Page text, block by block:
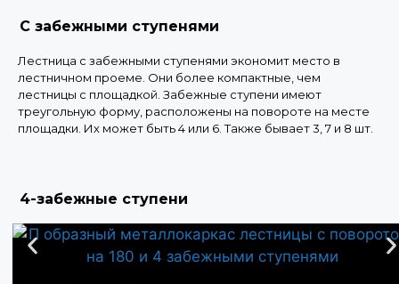
С забежными ступенями
Лестница с забежными ступенями экономит место в
лестничном проеме. Они более компактные, чем
лестницы с площадкой. Забежные ступени имеют
треугольную форму, расположены на повороте на месте
площадки. Их может быть 4 или 6. Также бывает 3, 7 и 8 шт.
4-забежные ступени